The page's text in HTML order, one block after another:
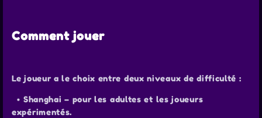
Comment jouer
Le joueur a le choix entre deux niveaux de difficulté :
• Shanghai – pour les adultes et les joueurs
expérimentés.